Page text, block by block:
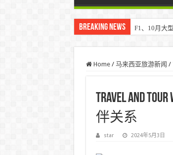
Breaking News F1、10月大
Home / 马来西亚旅游新闻 /
Travel And
伴关系
star 2024年5月3日